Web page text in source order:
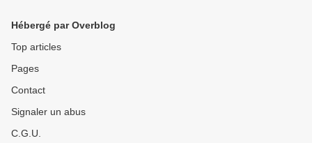
Hébergé par Overblog
Top articles
Pages
Contact
Signaler un abus
C.G.U.